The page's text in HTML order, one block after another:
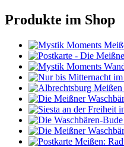
Produkte im Shop